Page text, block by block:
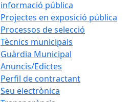
informació pública
Projectes en exposició pública
Processos de selecció
Tècnics municipals
Guàrdia Municipal
Anuncis/Edictes
Perfil de contractant
Seu electrònica